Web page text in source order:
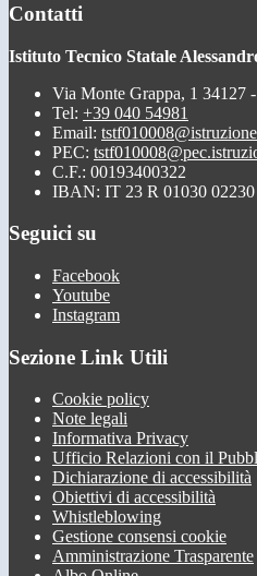
Contatti
Istituto Tecnico Statale
Via Monte Grappa, 1 34127
Tel: +39 040 54981
Email:
PEC:
C.F.: 00193400322
IBAN: IT 23 R 01030 02230
Seguici su
Facebook
Youtube
Instagram
Sezione Link Utili
Cookie policy
Note legali
Informativa Privacy
Ufficio Relazioni con il
Dichiarazione di accessibilità
Obiettivi di accessibilità
Whistleblowing
Gestione consensi cookie
Amministrazione Trasparente